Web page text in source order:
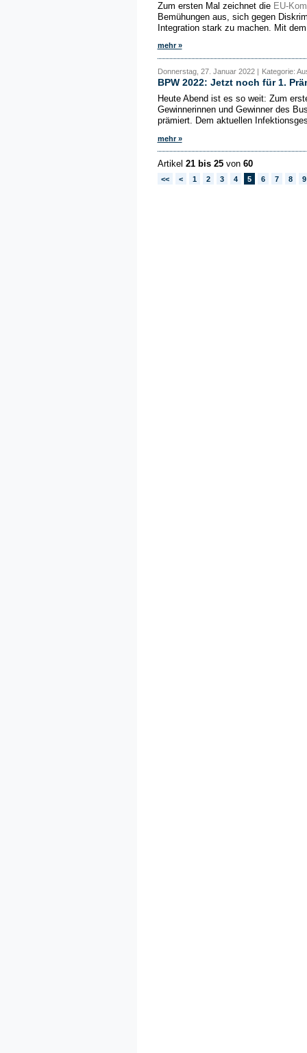
Zum ersten Mal zeichnet die EU-
Bemühungen aus, sich gegen
Integration stark zu machen. Mit
mehr »
Donnerstag, 27. Januar 2022 | Kategorie:
BPW 2022: Jetzt noch für 1.
Heute Abend ist es so weit: Zum
Gewinnerinnen und Gewinner des
prämiert. Dem aktuellen
mehr »
Artikel 21 bis 25von 60
<< < 1 2 3 4 5 6 7 8 9